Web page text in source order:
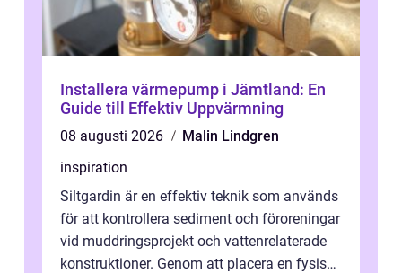
Installera värmepump i Jämtland: En
Guide till Effektiv Uppvärmning
08 augusti 2026
Malin Lindgren
inspiration
Siltgardin är en effektiv teknik som används
för att kontrollera sediment och föroreningar
vid muddringsprojekt och vattenrelaterade
konstruktioner. Genom att placera en fysisk